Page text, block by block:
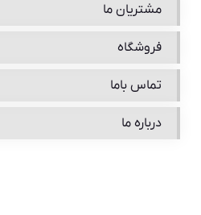
مشتریان ما
فروشگاه
تماس باما
درباره ما